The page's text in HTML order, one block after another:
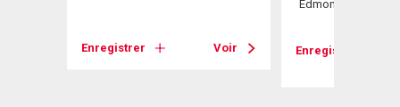
Enregistrer Voir
Edmonton, AB
Enregistrer